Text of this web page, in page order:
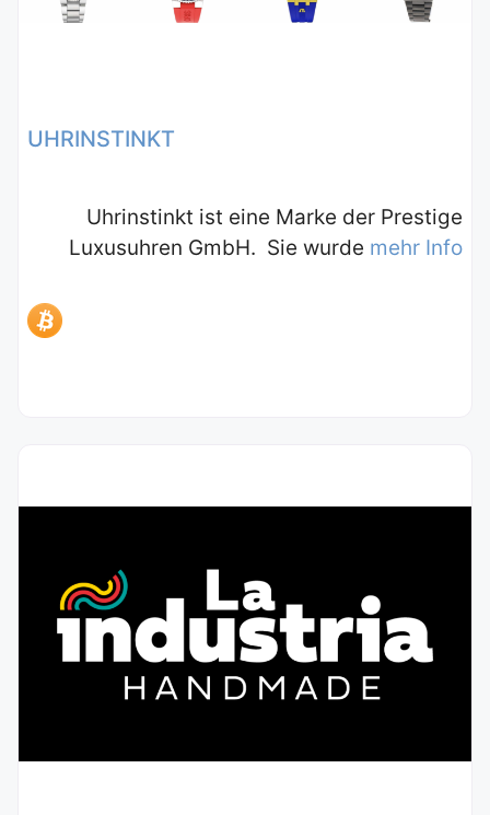
UHRINSTINKT
Uhrinstinkt ist eine Marke der Prestige
Luxusuhren GmbH. Sie wurde mehr Info